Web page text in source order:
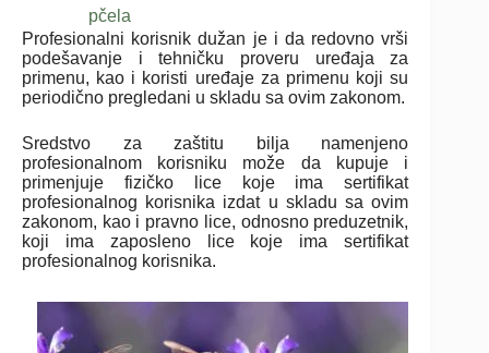
pčela
Profesionalni korisnik dužan je i da redovno vrši
podešavanje i tehničku proveru uređaja za
primenu, kao i koristi uređaje za primenu koji su
periodično pregledani u skladu sa ovim zakonom.
Sredstvo za zaštitu bilja namenjeno
profesionalnom korisniku može da kupuje i
primenjuje fizičko lice koje ima sertifikat
profesionalnog korisnika izdat u skladu sa ovim
zakonom, kao i pravno lice, odnosno preduzetnik,
koji ima zaposleno lice koje ima sertifikat
profesionalnog korisnika.